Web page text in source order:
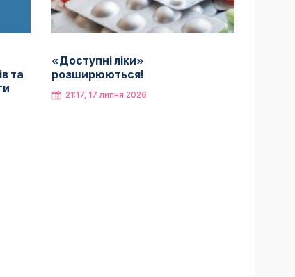
та
«Доступні ліки»
розширюються!
21:17, 17 липня 2026